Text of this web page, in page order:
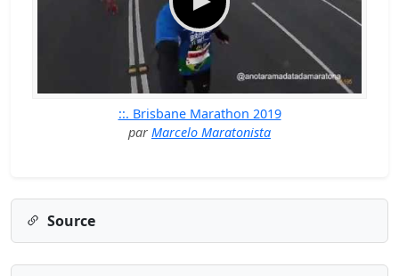
::. Brisbane Marathon 2019
par Marcelo Maratonista
Source